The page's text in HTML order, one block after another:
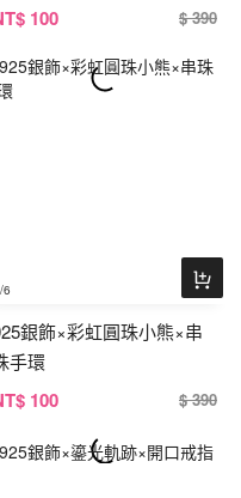
$ 100 $ 390
/6
銀飾×彩虹圓珠小熊×串
手環
$ 100 $ 390